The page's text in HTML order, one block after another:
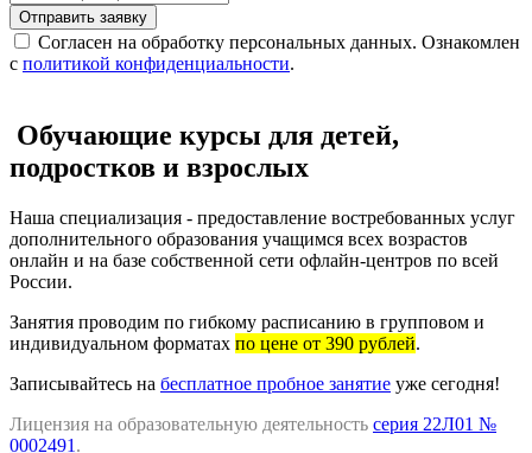
Отправить заявку
Согласен на обработку персональных данных. Ознакомлен
с политикой конфиденциальности.
Обучающие курсы для детей,
подростков и взрослых
Наша специализация - предоставление востребованных услуг
дополнительного образования учащимся всех возрастов
онлайн и на базе собственной сети офлайн-центров по всей
России.
Занятия проводим по гибкому расписанию в групповом и
индивидуальном форматах по цене от 390 рублей.
Записывайтесь на бесплатное пробное занятие уже сегодня!
Лицензия на образовательную деятельность серия 22Л01 №
0002491 .